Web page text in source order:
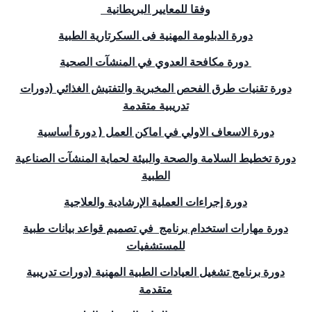
وفقا للمعايير البريطانية
دورة الدبلومة المهنية فى السكرتارية الطبية
دورة مكافحة العدوي في المنشآت الصحية
دورة تقنيات طرق الفحص المخبرية والتفتيش الغذائي (دورات
تدريبية متقدمة
دورة الاسعاف الاولي في اماكن العمل ( دورة أساسية
دورة تخطيط السلامة والصحة والبيئة لحماية المنشآت الصناعية
الطبية
دورة إجراءات العملية الإرشادية والعلاجية
دورة مهارات استخدام برنامج
في تصميم قواعد بيانات طبية
للمستشفيات
دورة برنامج تشغيل العيادات الطبية المهنية (دورات تدريبية
متقدمة